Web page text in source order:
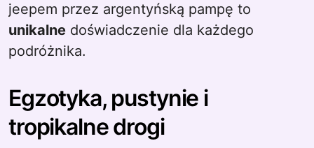
jeepem przez argentyńską pampę to
unikalne doświadczenie dla każdego
podróżnika.
Egzotyka, pustynie i
tropikalne drogi